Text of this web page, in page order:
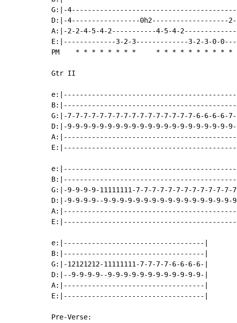
G:|-
D:|-4-----------------0h2-------------------
A:|-2-2-4-5-4-2-----------4-5-4-
E:|-------------3-2-3-------------3-2-3-0-0---
PM * * * * * * * * * * * * * * * * * *
Gtr II
G:|-7-7-7-7-7-7-7-7-7-7-7-7-7-7-7-7-6-6-6-6-7-
D:|-9-9-9-9-9-9-9-9-9-9-9-9-9-9-9-9-9-9-9-9-9-
G:|-9-9-9-9-11111111-7-7-7-7-7-7-7-7-7-7-7-7-
D:|-9-9-9-9--9-9-9-9-9-9-9-9-9-9-9-9-9-9-9-9-
e:|-----------------------------------|
B:|-----------------------------------|
G:|-12121212-11111111-7-7-7-7-6-6-6-6-|
D:|--9-9-9-9--9-9-9-9-9-9-9-9-9-9-9-9-|
A:|-----------------------------------|
E:|-----------------------------------|
Pre-Verse: